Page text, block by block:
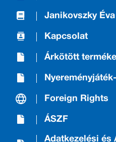
Janikovszky
Kapcsolat
Árkötött
Foreign Rights
ÁSZF
Adatkezelési és